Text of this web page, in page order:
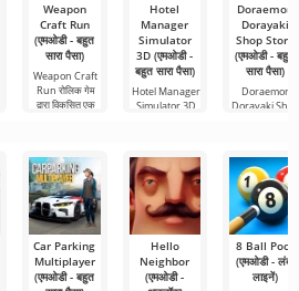
Weapon
Craft Run
(एमओडी - बहुत
सारा पैसा)
Weapon Craft
Run रोलिक गेम
द्वारा विकसित एक
Hotel
Manager
Simulator
3D (एमओडी -
बहुत सारा पैसा)
Hotel Manager
Simulator 3D
Doraemon
Dorayaki
Shop Story
(एमओडी - बहुत
सारा पैसा)
Doraemon
Dorayaki
Car Parking
Multiplayer
(एमओडी - बहुत
Hello
Neighbor
(एमओडी -
8 Ball Pool
(एमओडी - लंबी
लाइनें)